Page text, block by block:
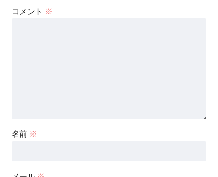
コメント ※
名前 ※